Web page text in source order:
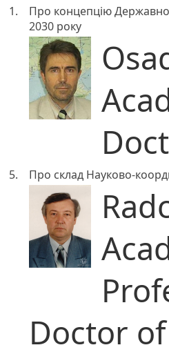
1.
Про концепцію
2030 року
5. Про склад Науково-
Doctor